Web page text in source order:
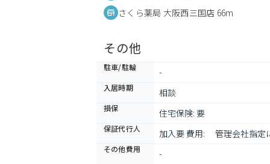
さくら薬局 大阪西三国店 66m
その他
駐車/駐輪 -
入居時期 相談
損保 住宅保険: 要
保証代行人 加入要 費用: 　管理会社指定
その他費用 -